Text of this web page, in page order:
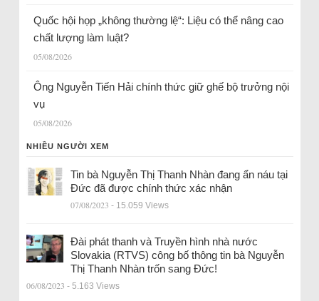
Quốc hội họp „không thường lệ“: Liệu có thể nâng cao
chất lượng làm luật?
05/08/2026
Ông Nguyễn Tiến Hải chính thức giữ ghế bộ trưởng nội
vụ
05/08/2026
NHIỀU NGƯỜI XEM
Tin bà Nguyễn Thị Thanh Nhàn đang ẩn náu tại
Đức đã được chính thức xác nhận
07/08/2023 - 15.059 Views
Đài phát thanh và Truyền hình nhà nước
Slovakia (RTVS) công bố thông tin bà Nguyễn
Thị Thanh Nhàn trốn sang Đức!
06/08/2023 - 5.163 Views